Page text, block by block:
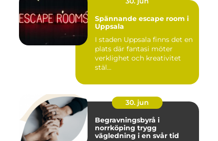
Spännande escape room i
Uppsala
I staden Uppsala finns det en
plats där fantasi möter
verklighet och kreativitet
stäl...
30. jun
Begravningsbyrå i
norrköping trygg
vägledning i en svår tid